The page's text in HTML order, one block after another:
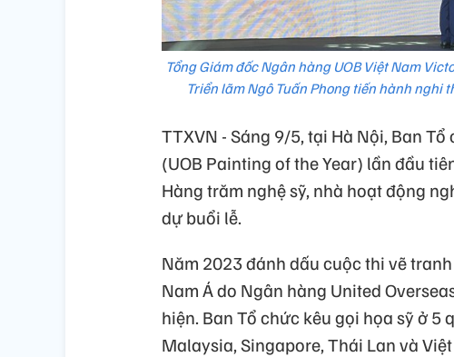
Tổng Giám đốc Ngân hàng UOB Việt Nam
Triển lãm Ngô Tuấn Phong tiến hành nghi
TTXVN - Sáng 9/5, tại Hà Nội, Ban
(UOB Painting of the Year) lần đầu
Hàng trăm nghệ sỹ, nhà hoạt động
dự buổi lễ.
Năm 2023 đánh dấu cuộc thi vẽ
Nam Á do Ngân hàng United
hiện. Ban Tổ chức kêu gọi họa sỹ ở 5
Malaysia, Singapore, Thái Lan và